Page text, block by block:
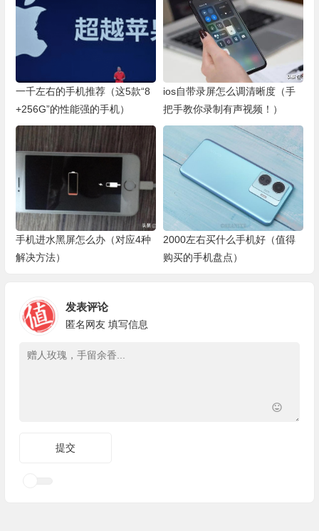
一千左右的手机推荐（这5款“8
+256G”的性能强的手机）
ios自带录屏怎么调清晰度（手
把手教你录制有声视频！）
手机进水黑屏怎么办（对应4种
解决方法）
2000左右买什么手机好（值得
购买的手机盘点）
发表评论
匿名网友 填写信息